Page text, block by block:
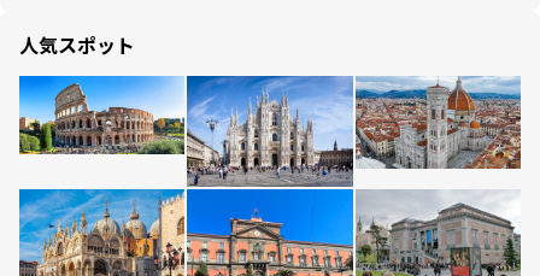
人気スポット